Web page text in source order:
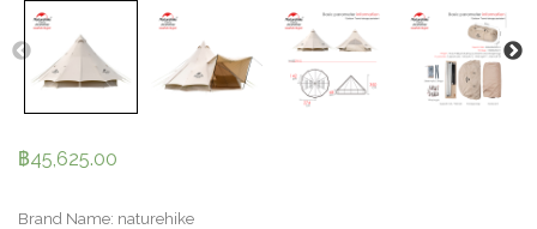
฿45,625.00
Brand Name: naturehike